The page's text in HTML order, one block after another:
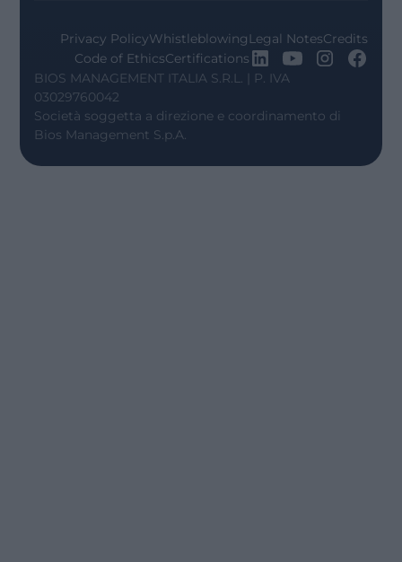
BIOS MANAGEMENT ITALIA S.R.L. | P. IVA
03029760042
Società soggetta a direzione e coordinamento di
Bios Management S.p.A.
Privacy PolicyWhistleblowing Legal NotesCredits
Code of EthicsCertifications